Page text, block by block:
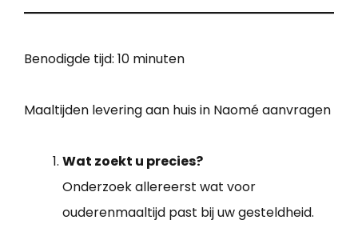
Benodigde tijd: 10 minuten
Maaltijden levering aan huis in Naomé aanvragen
Wat zoekt u precies?
Onderzoek allereerst wat voor
ouderenmaaltijd past bij uw gesteldheid.